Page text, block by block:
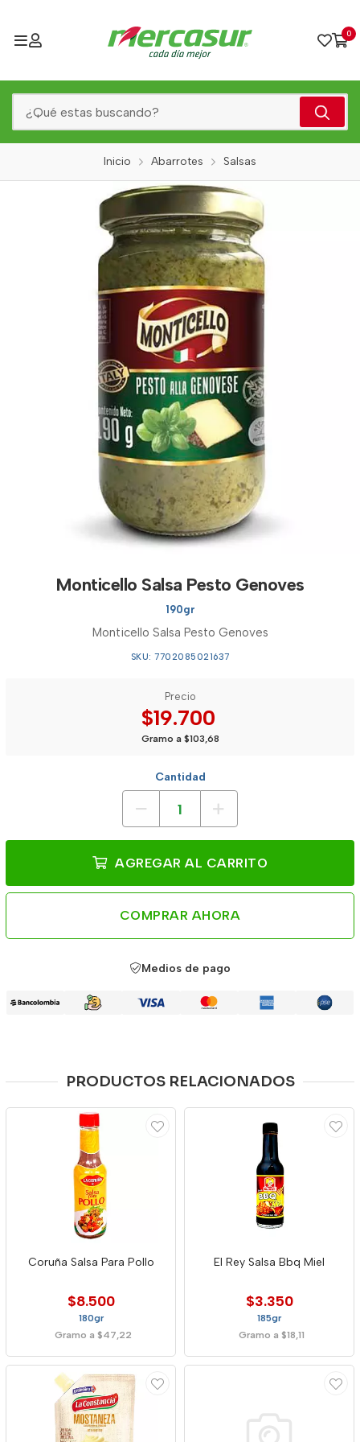
0
Inicio Abarrotes Salsas
Monticello Salsa Pesto Genoves
190gr
Monticello Salsa Pesto Genoves
SKU: 7702085021637
Precio
$19.700
Gramo a $103,68
Cantidad
AGREGAR AL CARRITO
COMPRAR AHORA
Medios de pago
PRODUCTOS RELACIONADOS
Coruña Salsa Para Pollo
$8.500
180gr
Gramo a $47,22
El Rey Salsa Bbq Miel
$3.350
185gr
Gramo a $18,11